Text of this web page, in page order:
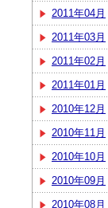
2011年04月
2011年03月
2011年02月
2011年01月
2010年12月
2010年11月
2010年10月
2010年09月
2010年08月